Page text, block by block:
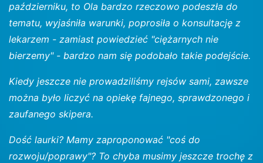
październiku, to Ola bardzo rzeczowo podeszła do
tematu, wyjaśniła warunki, poprosiła o konsultację z
lekarzem - zamiast powiedzieć "ciężarnych nie
bierzemy" - bardzo nam się podobało takie podejście.
Kiedy jeszcze nie prowadziliśmy rejsów sami, zawsze
można było liczyć na opiekę fajnego, sprawdzonego i
zaufanego skipera.
Dość laurki? Mamy zaproponować "coś do
rozwoju/poprawy"? To chyba musimy jeszcze trochę z